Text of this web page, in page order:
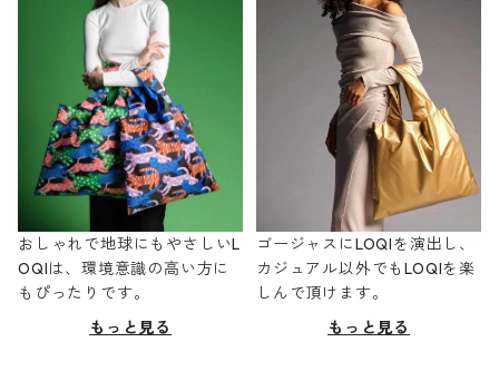
おしゃれで地球にもやさしいL
OQIは、環境意識の高い方に
もぴったりです。
もっと見る
ゴージャスにLOQIを演出し、
カジュアル以外でもLOQIを楽
しんで頂けます。
もっと見る